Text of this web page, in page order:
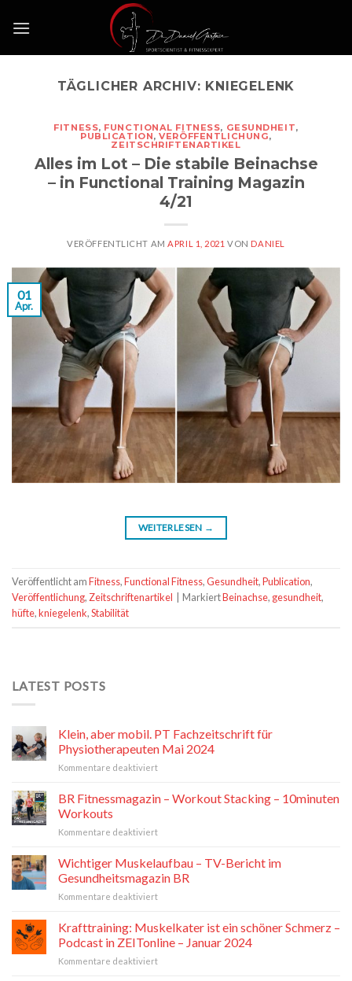
TÄGLICHER ARCHIV: KNIEGELENK
FITNESS, FUNCTIONAL FITNESS, GESUNDHEIT,
PUBLICATION,VERÖFFENTLICHUNG,
ZEITSCHRIFTENARTIKEL
Alles im Lot – Die stabile Beinachse
– in Functional Training Magazin
4/21
VERÖFFENTLICHT AM APRIL 1, 2021 VON DANIEL
01
Apr.
WEITERLESEN →
Veröffentlicht amFitness,Functional Fitness,Gesundheit,Publication,
Veröffentlichung, Zeitschriftenartikel MarkiertBeinachse, gesundheit,
hüfte,kniegelenk,Stabilität
LATEST POSTS
Klein, aber mobil. PT Fachzeitschrift für
Physiotherapeuten Mai 2024
Kommentare deaktiviertfür
aber
Fachzeitschrift
Physiotherapeuten
Mai
BR Fitnessmagazin – Workout Stacking – 10minuten
Workouts
Kommentare deaktiviertfür
Fitnessmagazin
Workout
Stacking
10minuten
Workouts
Wichtiger Muskelaufbau – TV-Bericht im
Gesundheitsmagazin BR
Kommentare deaktiviertfür
Muskelaufbau
TV-
Bericht
Krafttraining: Muskelkater ist ein schöner Schmerz –
Podcast in ZEITonline – Januar 2024
Kommentare deaktiviertfür